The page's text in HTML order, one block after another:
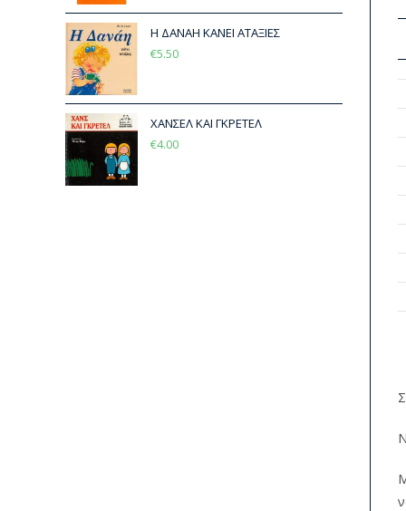
Η ΔΑΝΑΗ ΚΑΝΕΙ ΑΤΑΞΙΕΣ
€5.50
ΧΑΝΣΕΛ ΚΑΙ ΓΚΡΕΤΕΛ
€4.00